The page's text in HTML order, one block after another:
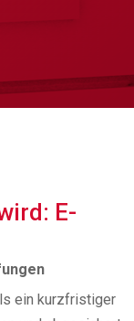
E-
ein kurzfristiger